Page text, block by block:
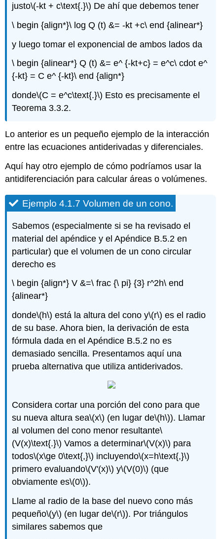
justo\(-kt + c\text{.}\) De ahí que debemos tener
\ begin {align*}\ log Q (t) &= -kt +c\ end {alinear*}
y luego tomar el exponencial de ambos lados da
\ begin {alinear*} Q (t) &= e^ {-kt+c} = e^c\ cdot e^
{-kt} = C e^ {-kt}\ end {align*}
donde\(C = e^c\text{.}\) Esto es precisamente el
Teorema 3.3.2.
Lo anterior es un pequeño ejemplo de la interacción
entre las ecuaciones antiderivadas y diferenciales.
Aquí hay otro ejemplo de cómo podríamos usar la
antidiferenciación para calcular áreas o volúmenes.
Ejemplo 4.1.7 Volumen de un cono.
Sabemos (especialmente si se ha revisado el
material del apéndice y el Apéndice B.5.2 en
particular) que el volumen de un cono circular
derecho es
\ begin {align*} V &=\ frac {\ pi} {3} r^2h\ end
{alinear*}
donde\(h\) está la altura del cono y\(r\) es el radio
de su base. Ahora bien, la derivación de esta
fórmula dada en el Apéndice B.5.2 no es
demasiado sencilla. Presentamos aquí una
prueba alternativa que utiliza antiderivados.
Considera cortar una porción del cono para que
su nueva altura sea\(x\) (en lugar de\(h\)). Llamar
al volumen del cono menor resultante\
(V(x)\text{.}\) Vamos a determinar\(V(x)\) para
todos\(x\ge 0\text{,}\) incluyendo\(x=h\text{,}\)
primero evaluando\(V'(x)\) y\(V(0)\) (que
obviamente es\(0\)).
Llame al radio de la base del nuevo cono más
pequeño\(y\) (en lugar de\(r\)). Por triángulos
similares sabemos que